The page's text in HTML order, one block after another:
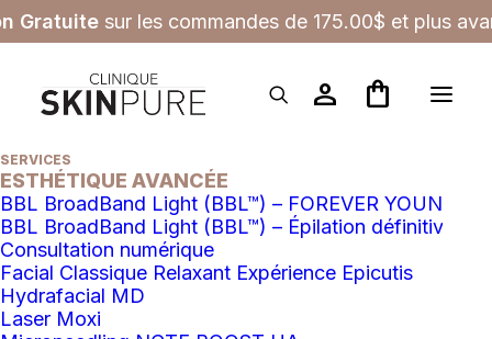
Gratuite sur les commandes de 175.00$ et plus
person shopping_bag
SERVICES
ESTHÉTIQUE AVANCÉE
BBL BroadBand Light (BBL™) – FOREVER YOUNG
BBL BroadBand Light (BBL™) – Épilation définitive
Consultation numérique
Facial Classique Relaxant Expérience Epicutis
Hydrafacial MD
Laser Moxi
RETOUR AUX
SERVICES